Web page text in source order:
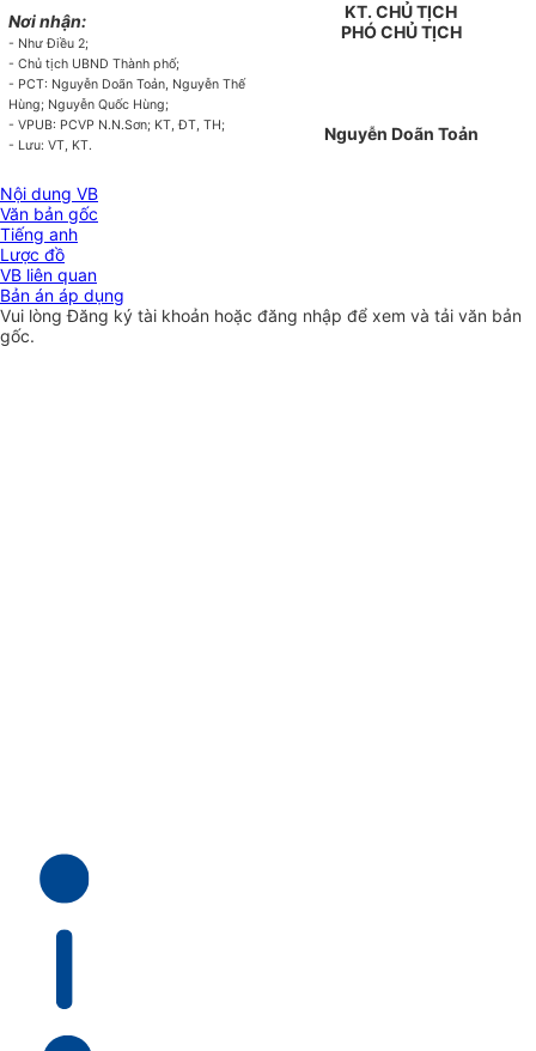
Nơi nhận:
- Như Điều 2;
- Chủ tịch UBND Thành phố;
- PCT: Nguyễn Doãn Toản, Nguyễn Thế
Hùng; Nguyễn Quốc Hùng;
- VPUB: PCVP N.N.Sơn; KT,ĐT, TH;
- Lưu: VT, KT.
KT. CHỦ TỊCH
PHÓ CHỦ TỊCH
Nguyễn Doãn Toản
Nội dung VB
Văn bản gốc
Tiếng anh
Lược đồ
VB liên quan
Bản án áp dụng
Vui lòngĐăng ký tài khoản hoặc đăng nhập để xem và tải văn bản
gốc.